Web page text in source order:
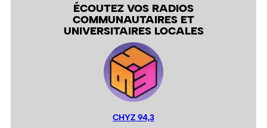
ÉCOUTEZ VOS RADIOS
COMMUNAUTAIRES ET
UNIVERSITAIRES LOCALES
CHYZ 94,3